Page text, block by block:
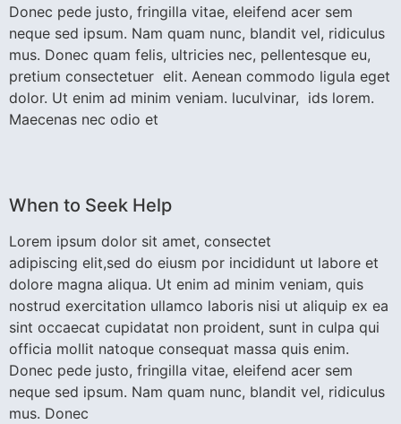
Donec pede justo, fringilla vitae, eleifend acer sem
neque sed ipsum. Nam quam nunc, blandit vel, ridiculus
mus. Donec quam felis, ultricies nec, pellentesque eu,
pretium consectetuer elit. Aenean commodo ligula eget
dolor. Ut enim ad minim veniam. luculvinar, ids lorem.
Maecenas nec odio et
When to Seek Help
Lorem ipsum dolor sit amet, consectet
adipiscing elit,sed do eiusm por incididunt ut labore et
dolore magna aliqua. Ut enim ad minim veniam, quis
nostrud exercitation ullamco laboris nisi ut aliquip ex ea
sint occaecat cupidatat non proident, sunt in culpa qui
officia mollit natoque consequat massa quis enim.
Donec pede justo, fringilla vitae, eleifend acer sem
neque sed ipsum. Nam quam nunc, blandit vel, ridiculus
mus. Donec